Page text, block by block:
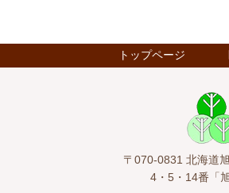
トップページ
〒070-0831 北海道
4・5・14番「